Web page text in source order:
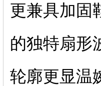
更兼具加固
的独特扇形
轮廓更显温